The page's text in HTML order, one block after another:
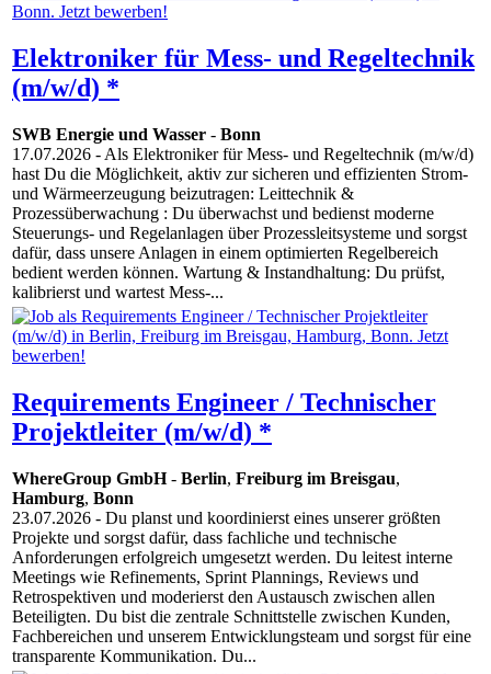
Elektroniker für Mess- und Regeltechnik
(m/w/d) *
SWB Energie und Wasser - Bonn
17.07.2026 - Als Elektroniker für Mess- und Regeltechnik (m/w/d)
hast Du die Möglichkeit, aktiv zur sicheren und effizienten Strom-
und Wärmeerzeugung beizutragen: Leittechnik &
Prozessüberwachung : Du überwachst und bedienst moderne
Steuerungs- und Regelanlagen über Prozessleitsysteme und sorgst
dafür, dass unsere Anlagen in einem optimierten Regelbereich
bedient werden können. Wartung & Instandhaltung: Du prüfst,
kalibrierst und wartest Mess-...
Requirements Engineer / Technischer
Projektleiter (m/w/d) *
WhereGroup GmbH- Berlin, Freiburg im Breisgau,
Hamburg, Bonn
23.07.2026 - Du planst und koordinierst eines unserer größten
Projekte und sorgst dafür, dass fachliche und technische
Anforderungen erfolgreich umgesetzt werden. Du leitest interne
Meetings wie Refinements, Sprint Plannings, Reviews und
Retrospektiven und moderierst den Austausch zwischen allen
Beteiligten. Du bist die zentrale Schnittstelle zwischen Kunden,
Fachbereichen und unserem Entwicklungsteam und sorgst für eine
transparente Kommunikation. Du...